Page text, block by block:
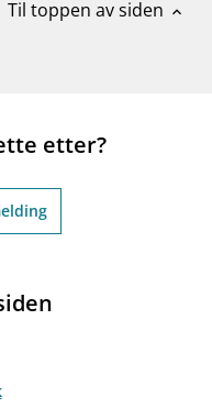
Til toppen av siden expand_less
etter?